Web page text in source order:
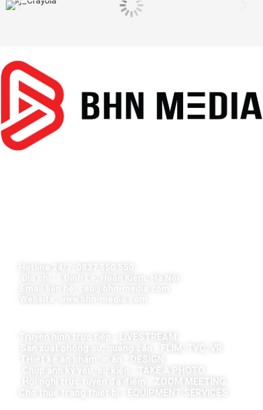
Hotline 24/7: 0837.550.550
Địa chỉ: 1 Đinh Lễ, Hoàn Kiếm, Hà Nội
Email liên hệ: ceo@bhn-media.com
Website: www.bhn-media.com
Truyền hình trực tiếp - LIVESTREAM
Sản xuất phóng sự, quảng cáo - FLIM, TVC, VR
THiết kế ấn phẩm, in ấn - DESIGN
Chụp ảnh kỷ yếu, sự kiện - TAKE A PHOTO
Hội nghị trực tuyến đa điểm - ZOOM MEETING
Cho thuê trang thiết bị - EQUIPMENT SERVICES